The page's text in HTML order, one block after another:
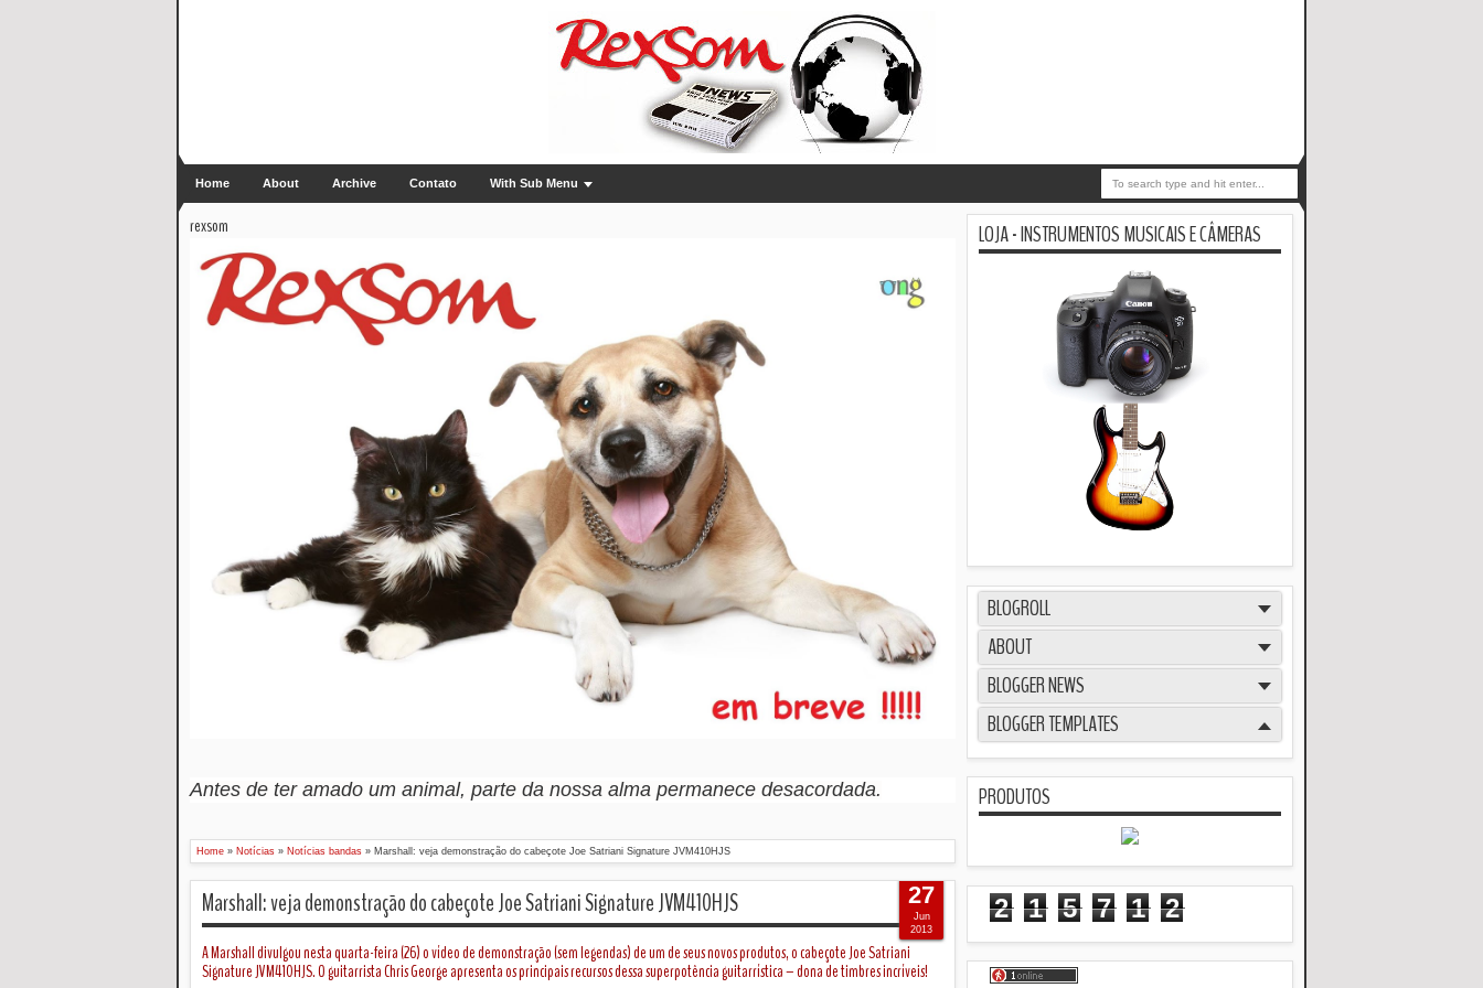
Home About Archive Contato With Sub Menu
rexsom
Antes de ter amado um animal, parte da nossa alma permanece desacordada.
Home » Notícias » Notícias bandas » Marshall: veja demonstração do cabeçote Joe Satriani Signature JVM410HJS
Marshall: veja demonstração do cabeçote Joe Satriani Signature JVM410HJS
A Marshall divulgou nesta quarta-feira (26) o vídeo de demonstração (sem legendas) de um de seus novos produtos, o cabeçote Joe Satriani
Signature JVM410HJS. O guitarrista Chris George apresenta os principais recursos dessa superpotência guitarrística – dona de timbres incríveis!
27
Jun
2013
LOJA - INSTRUMENTOS MUSICAIS E CÂMERAS
BLOGROLL
ABOUT
BLOGGER NEWS
BLOGGER TEMPLATES
PRODUTOS
2 1 5 7 1 2